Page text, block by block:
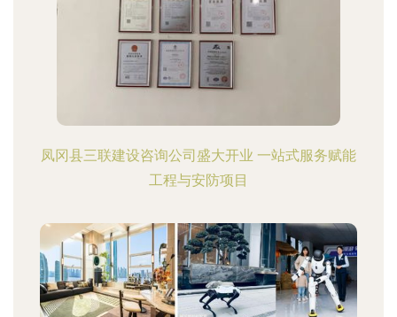
凤冈县三联建设咨询公司盛大开业 一站式服务赋能
工程与安防项目